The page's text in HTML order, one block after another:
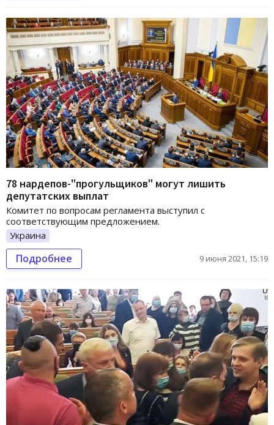
78 нардепов-"прогульщиков" могут лишить
депутатских выплат
Комитет по вопросам регламента выступил с
соответствующим предложением.
Украина
Подробнее 9 июня 2021, 15:19